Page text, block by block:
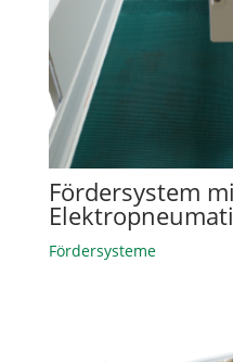
Fördersystem
Fördersysteme